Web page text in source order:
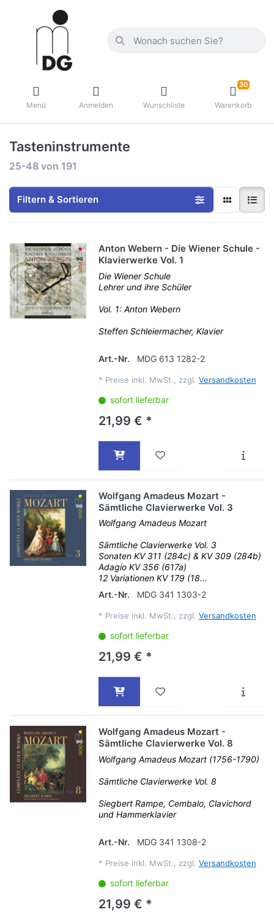
Menü Anmelden Wunschliste
30
Warenkorb
Tasteninstrumente
25-48 von 191
Filtern & Sortieren
Anton Webern - Die Wiener Schule -
Klavierwerke Vol. 1
Die Wiener Schule
Lehrer und ihre Schüler
Vol. 1: Anton Webern
Steffen Schleiermacher, Klavier
Art.-Nr. MDG 613 1282-2
* Preise inkl. MwSt., zzgl. Versandkosten
sofort lieferbar
21,99 € *
Wolfgang Amadeus Mozart -
Sämtliche Clavierwerke Vol. 3
Wolfgang Amadeus Mozart
Sämtliche Clavierwerke Vol. 3
Sonaten KV 311 (284c) & KV 309 (284b)
Adagio KV 356 (617a)
12 Variationen KV 179 (18...
Art.-Nr.
MDG 341 1303-2
* Preise inkl. MwSt., zzgl. Versandkosten
sofort lieferbar
21,99 € *
Wolfgang Amadeus Mozart -
Sämtliche Clavierwerke Vol. 8
Wolfgang Amadeus Mozart (1756-1790)
Sämtliche Clavierwerke Vol. 8
Siegbert Rampe, Cembalo, Clavichord
und Hammerklavier
Art.-Nr. MDG 341 1308-2
* Preise inkl. MwSt., zzgl. Versandkosten
sofort lieferbar
21,99 € *